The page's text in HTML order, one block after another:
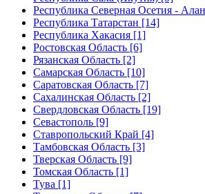
Республика Северная Осетия -
Республика Татарстан [14]
Республика Хакасия [1]
Ростовская Область [6]
Рязанская Область [2]
Самарская Область [10]
Саратовская Область [7]
Сахалинская Область [2]
Свердловская Область [19]
Севастополь [9]
Ставропольский Край [4]
Тамбовская Область [3]
Тверская Область [9]
Томская Область [1]
Тува [1]